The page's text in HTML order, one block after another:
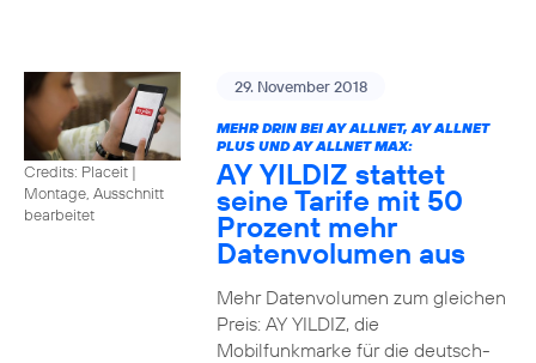
Credits: Placeit |
Montage, Ausschnitt
bearbeitet
29. November 2018
MEHR DRIN BEI AY ALLNET, AY ALLNET
PLUS UND AY ALLNET MAX:
AY YILDIZ stattet
seine Tarife mit 50
Prozent mehr
Datenvolumen aus
Mehr Datenvolumen zum gleichen
Preis: AY YILDIZ, die
Mobilfunkmarke für die deutsch-